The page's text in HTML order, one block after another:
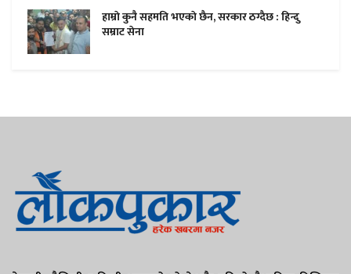
हाम्राे कुनै सहमति भएकाे छैन, सरकार ठग्दैछ : हिन्दु
सम्राट सेना